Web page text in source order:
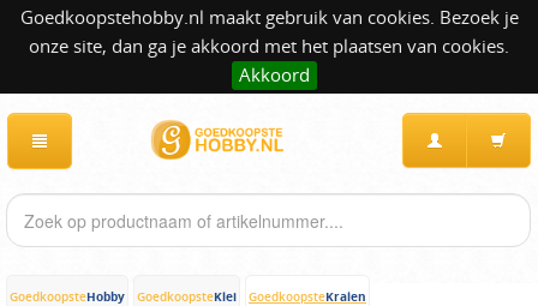
Goedkoopstehobby.nl maakt gebruik van cookies. Bezoek je
onze site, dan ga je akkoord met het plaatsen van cookies.
Akkoord
GoedkoopsteHobby GoedkoopsteKlei GoedkoopsteKralen